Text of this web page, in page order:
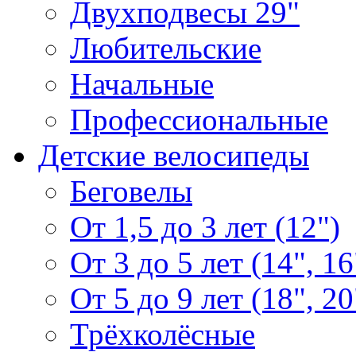
Двухподвесы 29"
Любительские
Начальные
Профессиональные
Детские велосипеды
Беговелы
От 1,5 до 3 лет (12")
От 3 до 5 лет (14",
От 5 до 9 лет (18",
Трёхколёсные